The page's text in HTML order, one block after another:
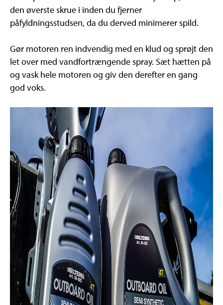
den øverste skrue i inden du fjerner
påfyldningsstudsen, da du derved minimerer spild.
Gør motoren ren indvendig med en klud og sprøjt den
let over med vandfortrængende spray. Sæt hætten på
og vask hele motoren og giv den derefter en gang
god voks.